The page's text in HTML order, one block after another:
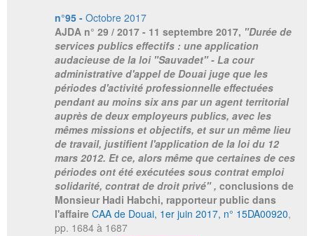
n°95 - Octobre 2017
AJDA n° 29 / 2017 - 11 septembre 2017, "Durée de
services publics effectifs : une application
audacieuse de la loi "Sauvadet" - La cour
administrative d'appel de Douai juge que les
périodes d'activité professionnelle effectuées
pendant au moins six ans par un agent territorial
auprès de deux employeurs publics, avec les
mêmes missions et objectifs, et sur un même lieu
de travail, justifient l'application de la loi du 12
mars 2012. Et ce, alors même que certaines de ces
périodes ont été exécutées sous contrat emploi
solidarité, contrat de droit privé" , conclusions de
Monsieur Hadi Habchi, rapporteur public dans
l'affaire CAA de Douai, 1er juin 2017, n° 15DA00920,
pp. 1684 à 1687